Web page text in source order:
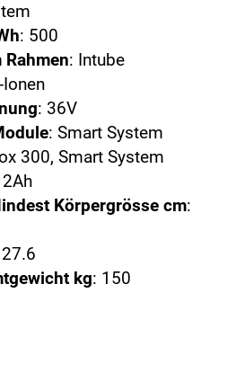
: 500
: Intube
: 36V
: Smart System
300, Smart System
Körpergrösse cm:
kg: 150